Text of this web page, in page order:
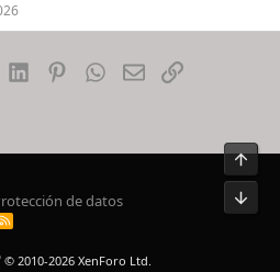
LinkedInPinterestWhatsApp
EmailEnlace
de datos
R
© 2010-2026 XenForo Ltd.